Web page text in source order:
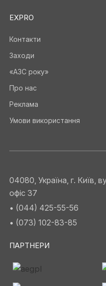
EXPRO
Контакти
Заходи
«АЗС року»
Про нас
Реклама
Умови використання
04080, Україна, г. Київ,
офіс 37
• (044) 425-55-56
• (073) 102-83-85
ПАРТНЕРИ